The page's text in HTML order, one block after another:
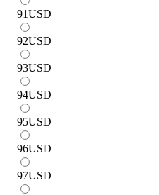
91USD
92USD
93USD
94USD
95USD
96USD
97USD